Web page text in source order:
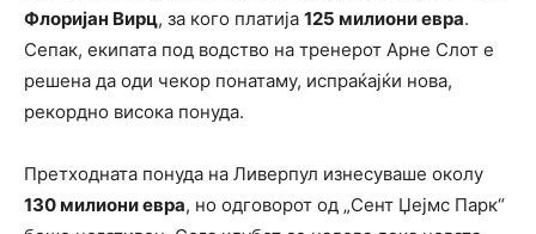
Флоријан Вирц, за кого платија 125 милиони евра.
Сепак, екипата под водство на тренерот Арне Слот е
решена да оди чекор понатаму, испраќајќи нова,
рекордно висока понуда.
Претходната понуда на Ливерпул изнесуваше околу
130 милиони евра, но одговорот од „Сент Џејмс Парк“